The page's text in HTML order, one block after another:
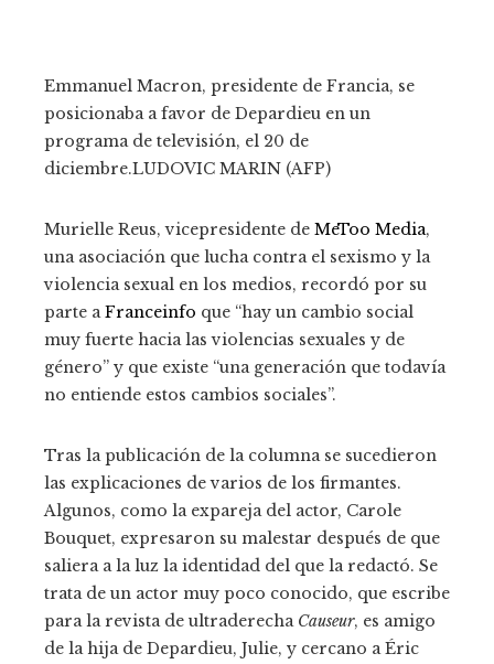
Emmanuel Macron, presidente de Francia, se
posicionaba a favor de Depardieu en un
programa de televisión, el 20 de
diciembre.LUDOVIC MARIN (AFP)
Murielle Reus, vicepresidente de MeToo Media,
una asociación que lucha contra el sexismo y la
violencia sexual en los medios, recordó por su
parte aFranceinfo que “hay un cambio social
muy fuerte hacia las violencias sexuales y de
género” y que existe “una generación que todavía
no entiende estos cambios sociales”.
Tras la publicación de la columna se sucedieron
las explicaciones de varios de los firmantes.
Algunos, como la expareja del actor, Carole
Bouquet, expresaron su malestar después de que
saliera a la luz la identidad del que la redactó. Se
trata de un actor muy poco conocido, que escribe
para la revista de ultraderecha Causeur, es amigo
de la hija de Depardieu, Julie, y cercano a Éric